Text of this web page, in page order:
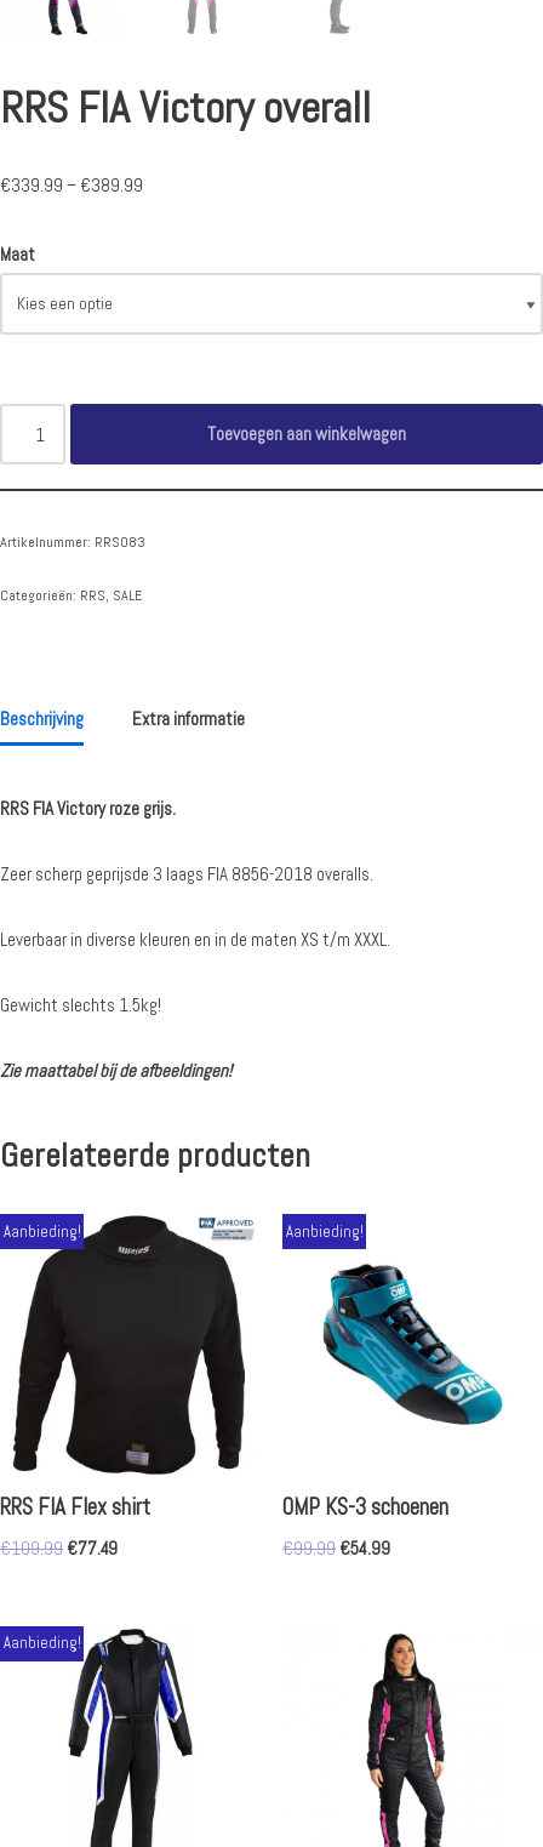
RRS FIA Victory overall
€339.99 – €389.99
Maat
Toevoegen aan winkelwagen
Artikelnummer: RRS083
Categorieën: RRS, SALE
Beschrijving Extra informatie
RRS FIA Victory roze grijs.
Zeer scherp geprijsde 3 laags FIA 8856-2018 overalls.
Leverbaar in diverse kleuren en in de maten XS t/m XXXL.
Gewicht slechts 1.5kg!
Zie maattabel bij de afbeeldingen!
Gerelateerde producten
Aanbieding!
RRS FIA Flex shirt
€109.99 €77.49
Aanbieding!
OMP KS-3 schoenen
€99.99 €54.99
Aanbieding!